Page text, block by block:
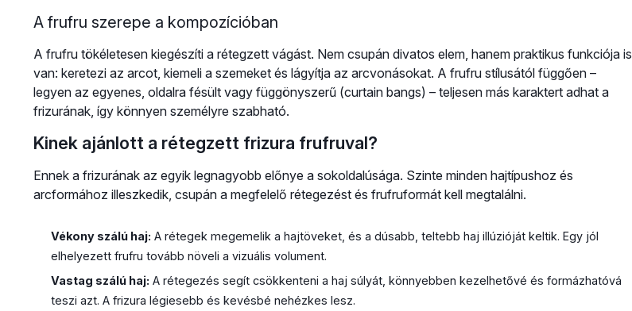
A frufru szerepe a kompozícióban
A frufru tökéletesen kiegészíti a rétegzett vágást. Nem csupán divatos elem, hanem praktikus funkciója is
van: keretezi az arcot, kiemeli a szemeket és lágyítja az arcvonásokat. A frufru stílusától függően –
legyen az egyenes, oldalra fésült vagy függönyszerű (curtain bangs) – teljesen más karaktert adhat a
frizurának, így könnyen személyre szabható.
Kinek ajánlott a rétegzett frizura frufruval?
Ennek a frizurának az egyik legnagyobb előnye a sokoldalúsága. Szinte minden hajtípushoz és
arcformához illeszkedik, csupán a megfelelő rétegezést és frufruformát kell megtalálni.
Vékony szálú haj: A rétegek megemelik a hajtöveket, és a dúsabb, teltebb haj illúzióját keltik. Egy jól
elhelyezett frufru tovább növeli a vizuális volument.
Vastag szálú haj: A rétegezés segít csökkenteni a haj súlyát, könnyebben kezelhetővé és formázhatóvá
teszi azt. A frizura légiesebb és kevésbé nehézkes lesz.